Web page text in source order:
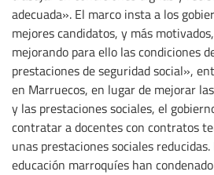
adecuada». El marco insta a los
mejores candidatos, y más
mejorando para ello las condiciones
prestaciones de seguridad social»,
en Marruecos, en lugar de mejorar
y las prestaciones sociales, el
contratar a docentes con contratos
unas prestaciones sociales
educación marroquíes han